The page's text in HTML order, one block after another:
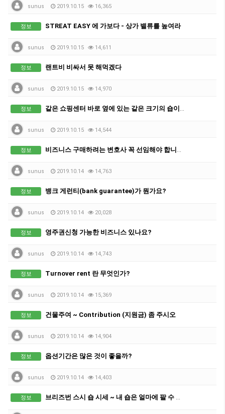
sunus 2019.10.15 16,365
정보 STREAT EASY 에 가보다 - 상가 밸류를 높여라
sunus 2019.10.15 14,611
정보 랜트비 비싸서 못 해먹겠다
sunus 2019.10.15 14,970
정보 같은 쇼핑센터 바로 옆에 있는 같은 크기의 숍이라도 랜트비는 다르다
sunus 2019.10.15 14,544
정보 비즈니스 구매하려는 변호사 꼭 선임해야 합니까?
sunus 2019.10.14 14,763
정보 뱅크 게런티(bank guarantee)가 뭔가요?
sunus 2019.10.14 20,028
정보 영주권신청 가능한 비즈니스 있나요?
sunus 2019.10.14 14,743
정보 Turnover rent 란 무엇인가?
sunus 2019.10.14 15,369
정보 건물주여 ~ Contribution (지원금) 좀 주시오
sunus 2019.10.14 14,904
정보 옵션기간은 많은 것이 좋을까?
sunus 2019.10.14 14,403
정보 브리즈번 스시 숍 시세 ~ 내 숍은 얼마에 팔 수 있나?